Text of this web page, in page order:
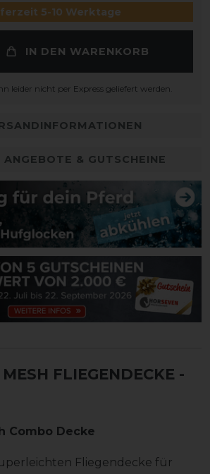
5-10 Werktage
IN DEN WARENKORB
leider nicht per Express geliefert werden.
ANGEBOTE & GUTSCHEINE
FLIEGENDECKE -
Combo Decke
Fliegendecke für